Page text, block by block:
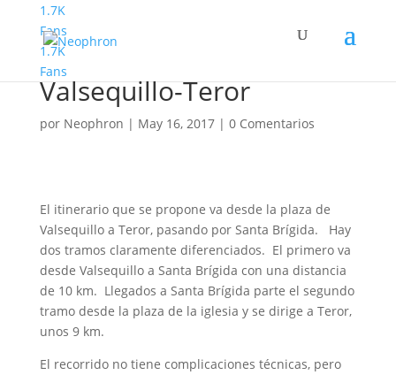
1.7K
Fans
1.7K
Fans
Senderismo Avanzado
Valsequillo-Teror
por Neophron | May 16, 2017| 0 Comentarios
El itinerario que se propone va desde la plaza de
Valsequillo a Teror, pasando por Santa Brígida. Hay
dos tramos claramente diferenciados. El primero va
desde Valsequillo a Santa Brígida con una distancia
de 10 km. Llegados a Santa Brígida parte el segundo
tramo desde la plaza de la iglesia y se dirige a Teror,
unos 9 km.
El recorrido no tiene complicaciones técnicas, pero